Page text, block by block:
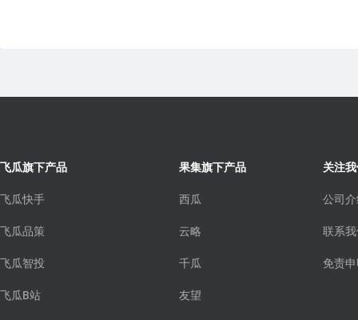
飞瓜旗下产品
飞瓜快手
飞瓜品策
飞瓜智投
飞瓜B站
果集旗下产品
西瓜
云略
千瓜
友望
关注
公司
联系
免责